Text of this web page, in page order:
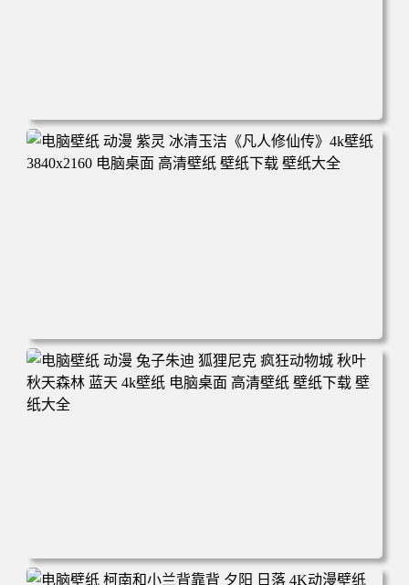
电脑壁纸 动漫 凡人修仙传 韩立 结婴 4k壁纸 3840x2160 电
脑桌面 高清壁纸 壁纸下载 壁纸大全
电脑壁纸 动漫 紫灵 冰清玉洁《凡人修仙传》4k壁纸 3840x2
160 电脑桌面 高清壁纸 壁纸下载 壁纸大全
电脑壁纸 动漫 兔子朱迪 狐狸尼克 疯狂动物城 秋叶 秋天森